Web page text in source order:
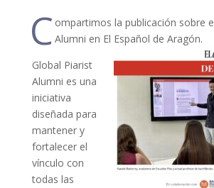
C ompartimos la publicación sobre
Alumni en El Español de Aragón.
Global Piarist
Alumni es una
iniciativa
diseñada para
mantener y
fortalecer el
vínculo con
todas las